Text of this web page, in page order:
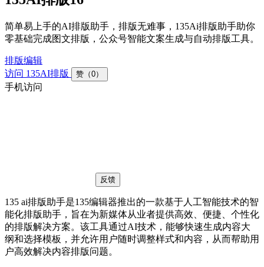
简单易上手的AI排版助手，排版无难事，135Ai排版助手助你
零基础完成图文排版，公众号智能文案生成与自动排版工具。
排版编辑
访问 135AI排版
赞（0）
手机访问
反馈
135 ai排版助手是135编辑器推出的一款基于人工智能技术的智
能化排版助手，旨在为新媒体从业者提供高效、便捷、个性化
的排版解决方案。该工具通过AI技术，能够快速生成内容大
纲和选择模板，并允许用户随时调整样式和内容，从而帮助用
户高效解决内容排版问题。